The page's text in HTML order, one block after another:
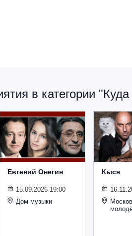
в категории "Куда
Евгений Онегин
15.09.2026 19:00
Дом музыки
Кыся